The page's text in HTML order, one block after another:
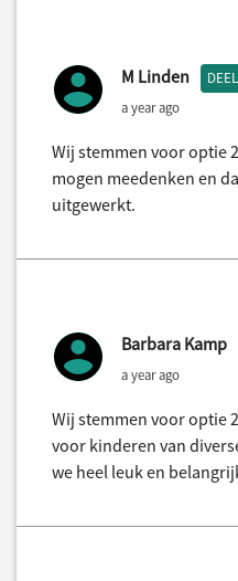
M Linden
a year ago
Wij stemmen voor optie
mogen meedenken en
uitgewerkt.
Barbara Kamp
a year ago
Wij stemmen voor optie
voor kinderen van
we heel leuk en